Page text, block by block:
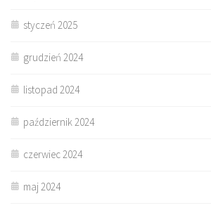
styczeń 2025
grudzień 2024
listopad 2024
październik 2024
czerwiec 2024
maj 2024